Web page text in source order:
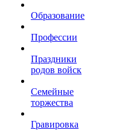
Образование
Профессии
Праздники
родов войск
Семейные
торжества
Гравировка